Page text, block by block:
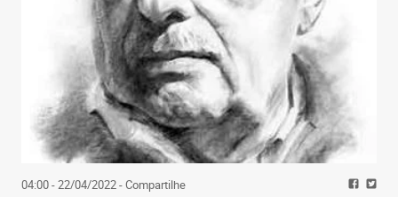
04:00 - 22/04/2022- Compartilhe